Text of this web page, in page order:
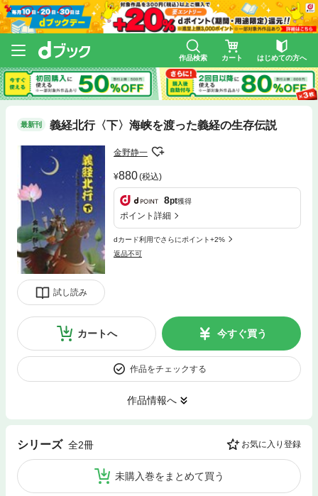
作品検索 カート はじめての方へ
最新刊 義経北行〈下〉海峡を渡った義経の生存伝説
試し読み
金野静一
880(税込)
8pt獲得
ポイント詳細
dカード利用でさらにポイント+2%
返品不可
カートへ 今すぐ買う
作品をチェックする
作品情報へ
シリーズ 全2冊 お気に入り登録
未購入巻をまとめて買う